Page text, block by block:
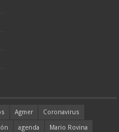
Agmer
Coronavirus
agenda
Mario Rovina